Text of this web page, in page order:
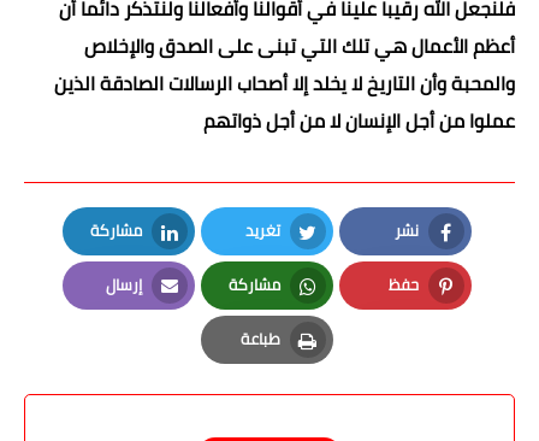
فلنجعل الله رقيبا علينا في أقوالنا وأفعالنا ولنتذكر دائما أن
أعظم الأعمال هي تلك التي تبنى على الصدق والإخلاص
والمحبة وأن التاريخ لا يخلد إلا أصحاب الرسالات الصادقة الذين
عملوا من أجل الإنسان لا من أجل ذواتهم
نشر
Facebook
تغريد
Twitter
مشاركة
LinkedIn
حفظ
Pinterest
مشاركة
Whatsapp
إرسال
Email
طباعة
Print